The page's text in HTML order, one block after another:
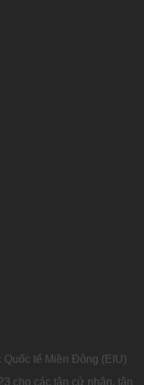
tế Miền Đông (EIU)
cho các tân cử nhân, tân